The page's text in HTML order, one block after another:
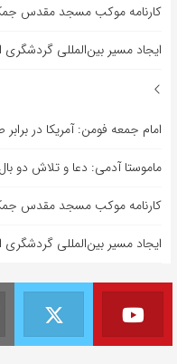
کارنامه موکب مسجد مقدس جمکران در اربعین/
ایجاد مسیر بین‌المللی گردشگری
امام جمعه فومن: آمریکا در
ماموستا آدمی: دعا و تلاش
کارنامه موکب مسجد مقدس جمکران در اربعین/
ایجاد مسیر بین‌المللی گردشگری